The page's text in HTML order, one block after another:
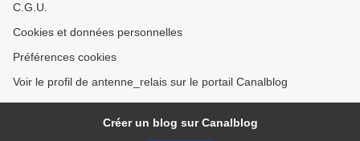
C.G.U.
Cookies et données personnelles
Préférences cookies
Voir le profil de antenne_relais sur le portail Canalblog
Créer un blog sur Canalblog